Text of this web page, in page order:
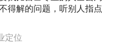
得解的问题，听别人指点
定位